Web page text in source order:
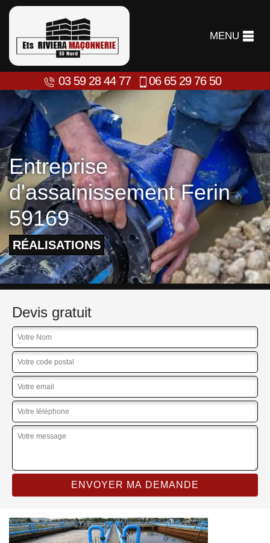
MENU
03 59 28 44 77 06 65 29 76 50
Entreprise
d'assainissement Ferin
59169
RÉALISATIONS
Devis gratuit